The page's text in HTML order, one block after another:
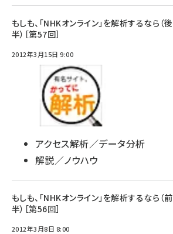
もしも、「NHKオンライン」を解析するなら（後
半）［第57回］
2012年3月15日 9:00
アクセス解析／データ分析
解説／ノウハウ
もしも、「NHKオンライン」を解析するなら（前
半）［第56回］
2012年3月8日 8:00